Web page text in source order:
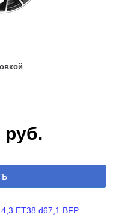
руб.
ET38 d67,1 BFP